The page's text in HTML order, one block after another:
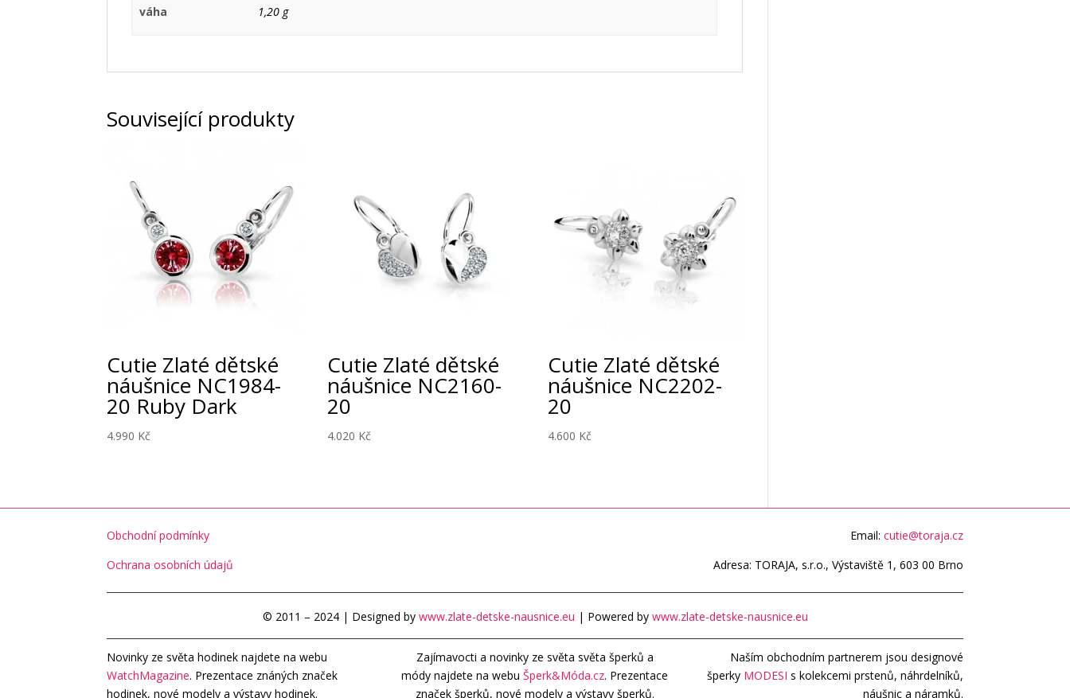
váha 1,20 g
Související produkty
Cutie Zlaté dětské
náušnice NC1984-
20 Ruby Dark
4.990 Kč
Cutie Zlaté dětské
náušnice NC2160-
20
4.020 Kč
Cutie Zlaté dětské
náušnice NC2202-
20
4.600 Kč
Obchodní podmínky
Ochrana osobních údajů
Email: cutie@toraja.cz
Adresa: TORAJA, s.r.o., Výstaviště 1, 603 00 Brno
© 2011 – 2024 | Designed by www.zlate-detske-nausnice.eu | Powered by www.zlate-detske-nausnice.eu
Novinky ze světa hodinek najdete na webu
WatchMagazine. Prezentace znáných značek
hodinek, nové modely a výstavy hodinek.
Zajímavocti a novinky ze světa světa šperků a
módy najdete na webuŠperk&Móda.cz. Prezentace
značek šperků, nové modely a výstavy šperků.
Naším obchodním partnerem jsou designové
šperky MODESI s kolekcemi prstenů, náhrdelníků,
náušnic a náramků.